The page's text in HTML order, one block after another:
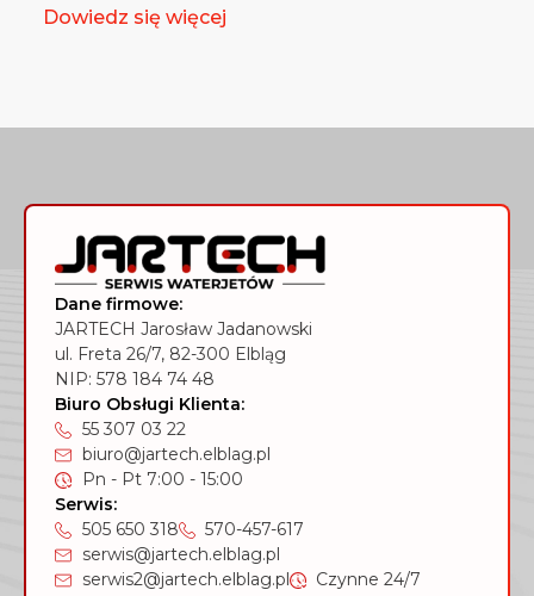
Dowiedz się więcej
Dane firmowe:
JARTECH Jarosław Jadanowski
ul. Freta 26/7, 82-300 Elbląg
NIP: 578 184 74 48
Biuro Obsługi Klienta:
55 307 03 22
biuro@jartech.elblag.pl
Pn - Pt 7:00 - 15:00
Serwis:
505 650 318
570-457-617
serwis@jartech.elblag.pl
serwis2@jartech.elblag.pl
Czynne 24/7